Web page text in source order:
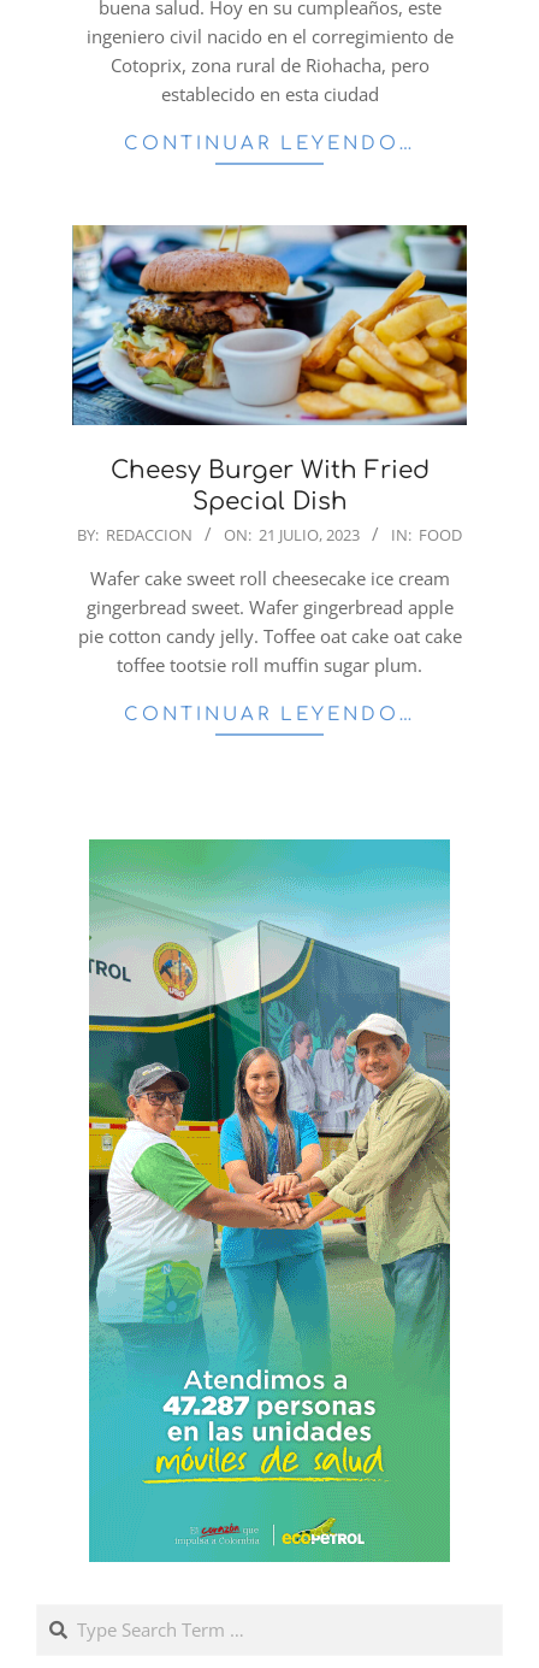
buena salud. Hoy en su cumpleaños, este
ingeniero civil nacido en el corregimiento de
Cotoprix, zona rural de Riohacha, pero
establecido en esta ciudad
CONTINUAR LEYENDO…
Cheesy Burger With Fried
Special Dish
2023-
BY: REDACCION ON: 21 JULIO, 2023 IN: FOOD
Wafer cake sweet roll cheesecake ice cream
gingerbread sweet. Wafer gingerbread apple
pie cotton candy jelly. Toffee oat cake oat cake
toffee tootsie roll muffin sugar plum.
CONTINUAR LEYENDO…
Search